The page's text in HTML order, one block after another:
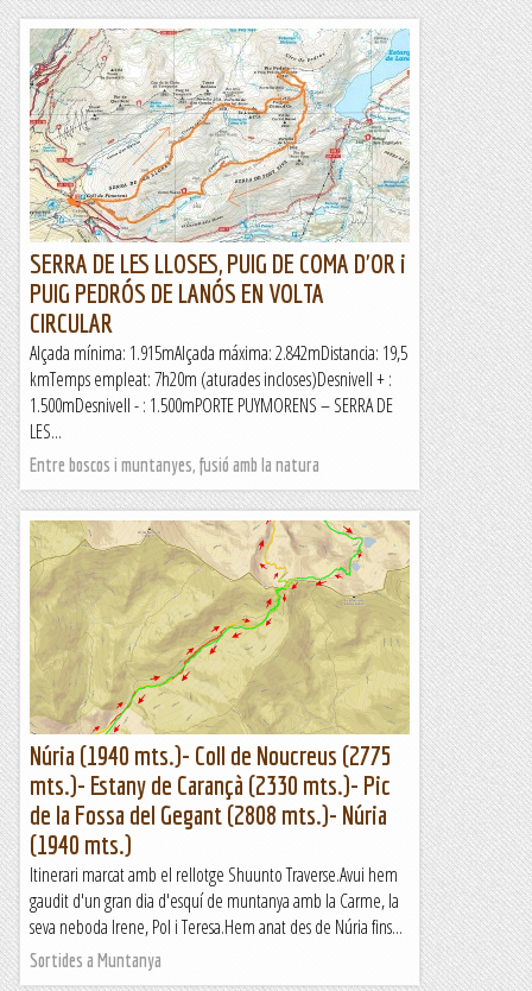
SERRA DE LES LLOSES, PUIG DE COMA D'OR i
PUIG PEDRÓS DE LANÓS EN VOLTA
CIRCULAR
Alçada mínima: 1.915mAlçada máxima: 2.842mDistancia: 19,5
kmTemps empleat: 7h20m (aturades incloses)Desnivell + :
1.500mDesnivell - : 1.500mPORTE PUYMORENS – SERRA DE
LES...
Entre boscos i muntanyes, fusió amb la natura
Núria (1940 mts.)- Coll de Noucreus (2775
mts.)- Estany de Carançà (2330 mts.)- Pic
de la Fossa del Gegant (2808 mts.)- Núria
(1940 mts.)
Itinerari marcat amb el rellotge Shuunto Traverse.Avui hem
gaudit d'un gran dia d'esquí de muntanya amb la Carme, la
seva neboda Irene, Pol i Teresa.Hem anat des de Núria fins...
Sortides a Muntanya